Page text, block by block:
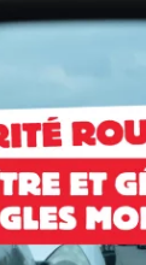
Connaître et de
véhicule où le
l’un des
et apprendre à les